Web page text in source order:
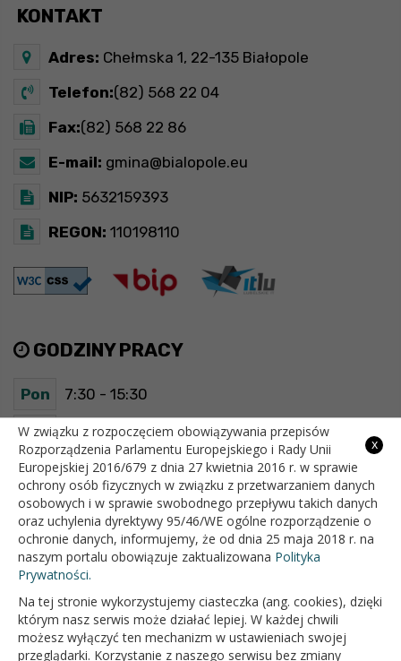
KONTAKT
Adres: Chełmska 1, 22-135 Białopole
Telefon:(82) 568 22 04
Fax:(82) 568 22 86
E-mail: gmina@bialopole.eu
NIP: 5632159393
REGON: 110198110
GODZINY PRACY
Pon 7:30 - 15:30
Wt 7:30 - 15:30
Śr 7:30 - 15:30
Czw 7:30 - 15:30
Pt 7:30 - 15:30
OFICJALNY SERWIS INTERNETOWY GMINY BIAŁOPOLE
x
W związku z rozpoczęciem obowiązywania przepisów
Rozporządzenia Parlamentu Europejskiego i Rady Unii
Europejskiej 2016/679 z dnia 27 kwietnia 2016 r. w sprawie
ochrony osób fizycznych w związku z przetwarzaniem danych
osobowych i w sprawie swobodnego przepływu takich danych
oraz uchylenia dyrektywy 95/46/WE ogólne rozporządzenie o
ochronie danych, informujemy, że od dnia 25 maja 2018 r. na
naszym portalu obowiązuje zaktualizowana Polityka
Prywatności.
Na tej stronie wykorzystujemy ciasteczka (ang. cookies), dzięki
którym nasz serwis może działać lepiej. W każdej chwili
możesz wyłączyć ten mechanizm w ustawieniach swojej
przeglądarki. Korzystanie z naszego serwisu bez zmiany